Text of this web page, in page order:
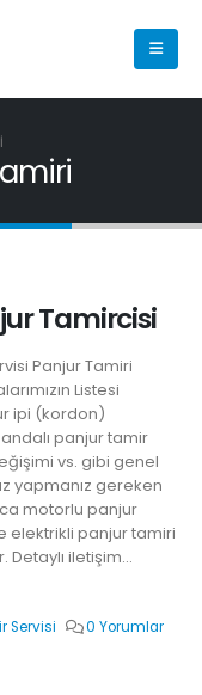
Tamircisi
Panjur Tamiri
Listesi
ipi (kordon)
panjur tamir
vs. gibi genel
yapmanız gereken
motorlu panjur
elektrikli panjur tamiri
iletişim...
Servisi 0 Yorumlar